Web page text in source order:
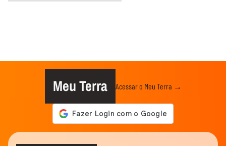
Meu Terra Acessar o Meu Terra →